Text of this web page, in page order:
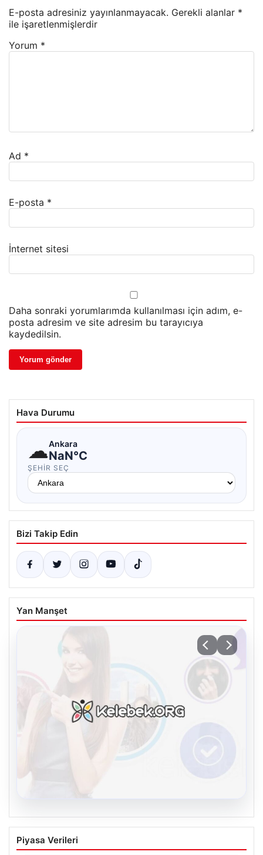
E-posta adresiniz yayınlanmayacak. Gerekli alanlar *
ile işaretlenmişlerdir
Yorum *
Ad *
E-posta *
İnternet sitesi
Daha sonraki yorumlarımda kullanılması için adım, e-
posta adresim ve site adresim bu tarayıcıya
kaydedilsin.
Hava Durumu
☁Ankara
NaN°C
ŞEHIR SEÇ
Bizi Takip Edin
Yan Manşet
Kelebek.Org İle Dijital İletişimin Seviyeli
Adresi Ve Muhabbet Deneyimi
Piyasa Verileri